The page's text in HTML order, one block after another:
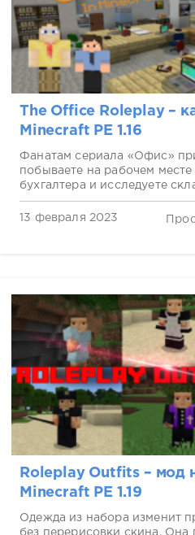
The Office Roleplay –
Minecraft PE 1.16
Фанатам сериала «Офис»
побываете на рабочем месте
бухгалтера и исследуете
13 февраля 2023
Roleplay Outfits – мод
Minecraft PE 1.19
Одежда из набора изменит
без перерисовки скина. Она